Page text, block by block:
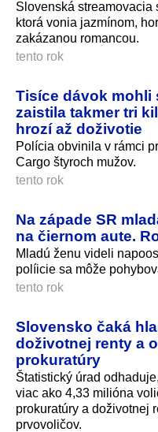
Slovenská streamovacia
ktorá vonia jazmínom,
zakázanou romancou.
tento rok
Tisíce dávok
zaistila takmer tri
hrozí až doživotie
Polícia obvinila v rámci
Cargo štyroch mužov.
tento rok
Na západe SR
na čiernom aute.
Mladú ženu videli
políicie sa môže
tento rok
Slovensko čaká
doživotnej renty a
prokuratúry
Štatistický úrad
viac ako 4,33 milióna
prokuratúry a doživotnej
prvovoličov.